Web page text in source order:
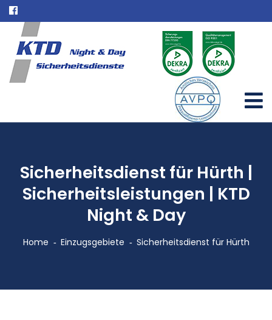
Sicherheitsdienst für Hürth |
Sicherheitsleistungen | KTD
Night & Day
Home Einzugsgebiete Sicherheitsdienst für Hürth